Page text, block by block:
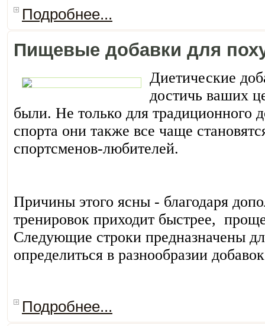
Подробнее...
Пищевые добавки для
Диетические
достичь ваших
были. Не только для традиционного
спорта они также все чаще
спортсменов-любителей.
Причины этого ясны - благодаря
тренировок приходит быстрее,
Следующие строки предназначены
определиться в разнообразии
Подробнее...